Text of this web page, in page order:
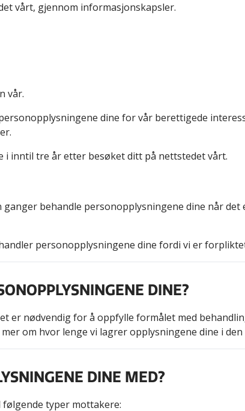
vårt, gjennom informasjonskapsler.
vår.
dine for vår berettigede
i inntil tre år etter besøket ditt på nettstedet vårt.
behandle personopplysningene dine når det
personopplysningene dine fordi vi er
DINE?
er nødvendig for å oppfylle formålet med
om hvor lenge vi lagrer opplysningene dine i
DINE MED?
typer mottakere: